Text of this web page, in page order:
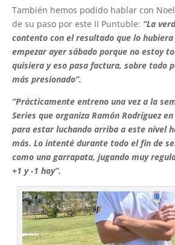
También hemos podido hablar con
de su paso por este II Puntuble: “La
contento con el resultado que lo
empezar ayer sábado porque no estoy
quisiera y eso pasa factura, sobre todo
más presionado”.
“Prácticamente entreno una vez a la
Series que organiza Ramón Rodríguez
para estar luchando arriba a este nivel
más. Lo intenté durante todo el fin de
como una garrapata, jugando muy
+1 y -1 hoy”.